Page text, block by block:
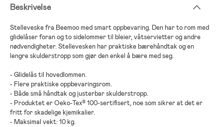
Beskrivelse
Stelleveske fra Beemoo med smart oppbevaring. Den har to rom med
glidelåser foran og to sidelommer til bleier, våtservietter og andre
nødvendigheter. Stellevesken har praktiske bærehåndtak og en
lengre skulderstropp som gjør den enkel å bære med seg.
- Glidelås til hovedlommen.
- Flere praktiske oppbevaringsrom.
- Både små håndtak og justerbar skulderstropp.
- Produktet er Oeko-Tex® 100-sertifisert, noe som sikrer at det er
fritt for skadelige kjemikalier.
- Maksimal vekt: 10 kg.